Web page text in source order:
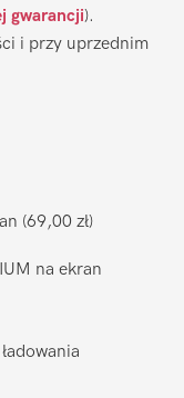
gwarancji).
i przy uprzednim
(69,00 zł)
na ekran